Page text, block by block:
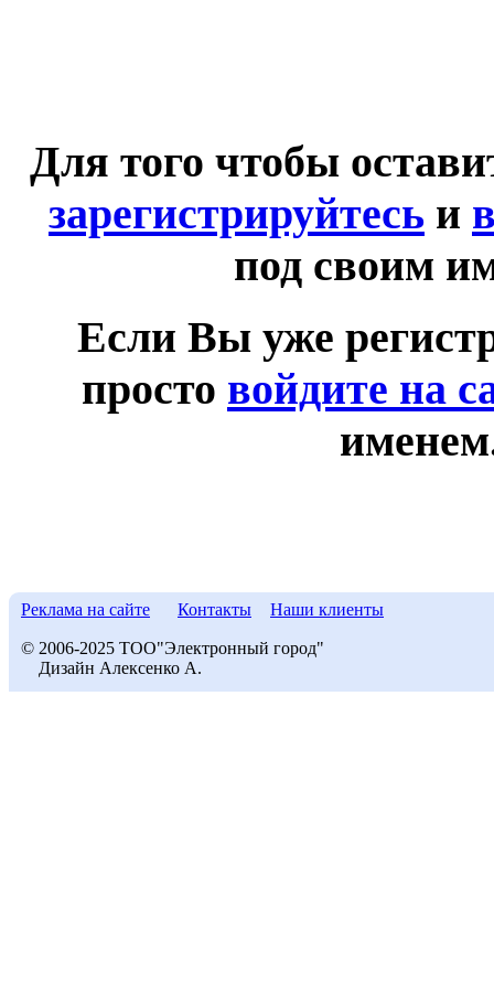
Для того чтобы
зарегистрируйтесь и
под своим
Если Вы уже
просто войдите на
Реклама на сайте Контакты Наши клиенты
© 2006-2025 ТОО"Электронный город"
Дизайн Алексенко А.